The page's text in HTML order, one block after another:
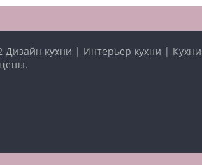
Дизайн кухни | Интерьер кухни |